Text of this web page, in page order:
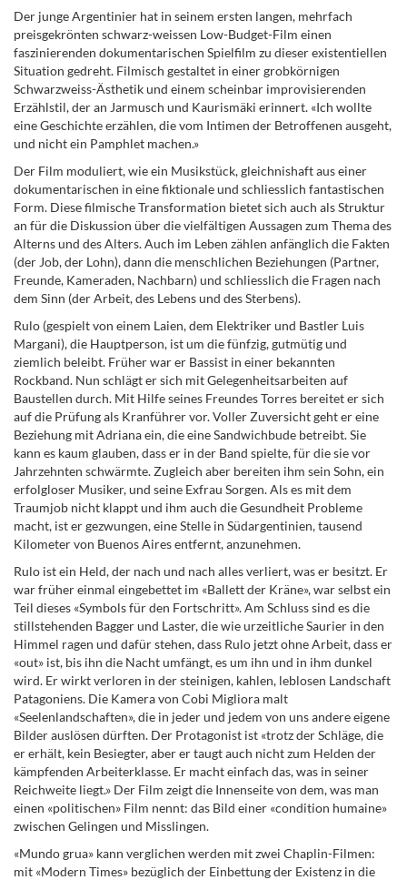
Der junge Argentinier hat in seinem ersten langen, mehrfach
preisgekrönten schwarz-weissen Low-Budget-Film einen
faszinierenden dokumentarischen Spielfilm zu dieser existentiellen
Situation gedreht. Filmisch gestaltet in einer grobkörnigen
Schwarzweiss-Ästhetik und einem scheinbar improvisierenden
Erzählstil, der an Jarmusch und Kaurismäki erinnert. «Ich wollte
eine Geschichte erzählen, die vom Intimen der Betroffenen ausgeht,
und nicht ein Pamphlet machen.»
Der Film moduliert, wie ein Musikstück, gleichnishaft aus einer
dokumentarischen in eine fiktionale und schliesslich fantastischen
Form. Diese filmische Transformation bietet sich auch als Struktur
an für die Diskussion über die vielfältigen Aussagen zum Thema des
Alterns und des Alters. Auch im Leben zählen anfänglich die Fakten
(der Job, der Lohn), dann die menschlichen Beziehungen (Partner,
Freunde, Kameraden, Nachbarn) und schliesslich die Fragen nach
dem Sinn (der Arbeit, des Lebens und des Sterbens).
Rulo (gespielt von einem Laien, dem Elektriker und Bastler Luis
Margani), die Hauptperson, ist um die fünfzig, gutmütig und
ziemlich beleibt. Früher war er Bassist in einer bekannten
Rockband. Nun schlägt er sich mit Gelegenheitsarbeiten auf
Baustellen durch. Mit Hilfe seines Freundes Torres bereitet er sich
auf die Prüfung als Kranführer vor. Voller Zuversicht geht er eine
Beziehung mit Adriana ein, die eine Sandwichbude betreibt. Sie
kann es kaum glauben, dass er in der Band spielte, für die sie vor
Jahrzehnten schwärmte. Zugleich aber bereiten ihm sein Sohn, ein
erfolgloser Musiker, und seine Exfrau Sorgen. Als es mit dem
Traumjob nicht klappt und ihm auch die Gesundheit Probleme
macht, ist er gezwungen, eine Stelle in Südargentinien, tausend
Kilometer von Buenos Aires entfernt, anzunehmen.
Rulo ist ein Held, der nach und nach alles verliert, was er besitzt. Er
war früher einmal eingebettet im «Ballett der Kräne», war selbst ein
Teil dieses «Symbols für den Fortschritt». Am Schluss sind es die
stillstehenden Bagger und Laster, die wie urzeitliche Saurier in den
Himmel ragen und dafür stehen, dass Rulo jetzt ohne Arbeit, dass er
«out» ist, bis ihn die Nacht umfängt, es um ihn und in ihm dunkel
wird. Er wirkt verloren in der steinigen, kahlen, leblosen Landschaft
Patagoniens. Die Kamera von Cobi Migliora malt
«Seelenlandschaften», die in jeder und jedem von uns andere eigene
Bilder auslösen dürften. Der Protagonist ist «trotz der Schläge, die
er erhält, kein Besiegter, aber er taugt auch nicht zum Helden der
kämpfenden Arbeiterklasse. Er macht einfach das, was in seiner
Reichweite liegt.» Der Film zeigt die Innenseite von dem, was man
einen «politischen» Film nennt: das Bild einer «condition humaine»
zwischen Gelingen und Misslingen.
«Mundo grua» kann verglichen werden mit zwei Chaplin-Filmen:
mit «Modern Times» bezüglich der Einbettung der Existenz in die